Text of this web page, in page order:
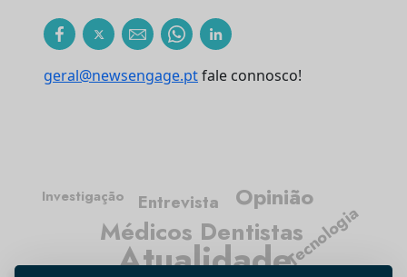
geral@newsengage.ptfale connosco!
Atualidade
Médicos Dentistas
Entrevista Opinião
Tecnologia
Investigação